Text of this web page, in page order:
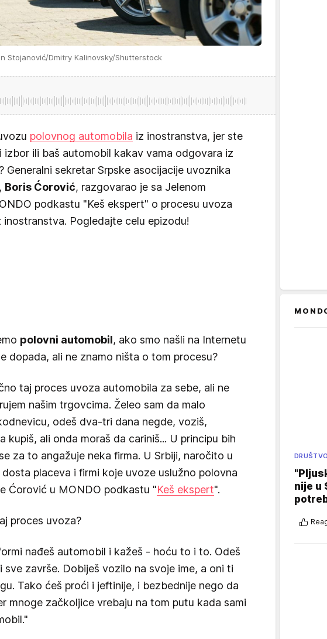
Stojanović/Dmitry Kalinovsky/Shutterstock
polovnog automobila iz inostranstva, jer ste
izbor ili baš automobil kakav vama odgovara iz
Generalni sekretar Srpske asocijacije uvoznika
Boris Ćorović, razgovarao je sa Jelenom
podkastu "Keš ekspert" o procesu uvoza
inostranstva. Pogledajte celu epizodu!
polovni automobil, ako smo našli na Internetu
dopada, ali ne znamo ništa o tom procesu?
taj proces uvoza automobila za sebe, ali ne
našim trgovcima. Želeo sam da malo
odeš dva-tri dana negde, voziš,
kupiš, ali onda moraš da cariniš... U principu bih
za to angažuje neka firma. U Srbiji, naročito u
dosta placeva i firmi koje uvoze uslužno polovna
Ćorović u MONDO podkastu "Keš ekspert".
proces uvoza?
nađeš automobil i kažeš - hoću to i to. Odeš
sve završe. Dobiješ vozilo na svoje ime, a oni ti
Tako ćeš proći i jeftinije, i bezbednije nego da
mnoge začkoljice vrebaju na tom putu kada sami
DRUŠTVO
nije u